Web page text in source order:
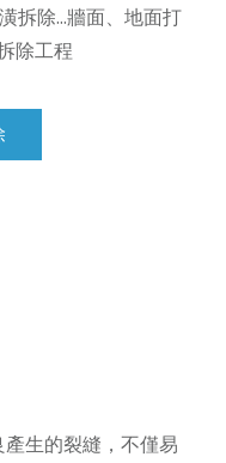
拆除...牆面、地面打
除工程
生的裂縫，不僅易